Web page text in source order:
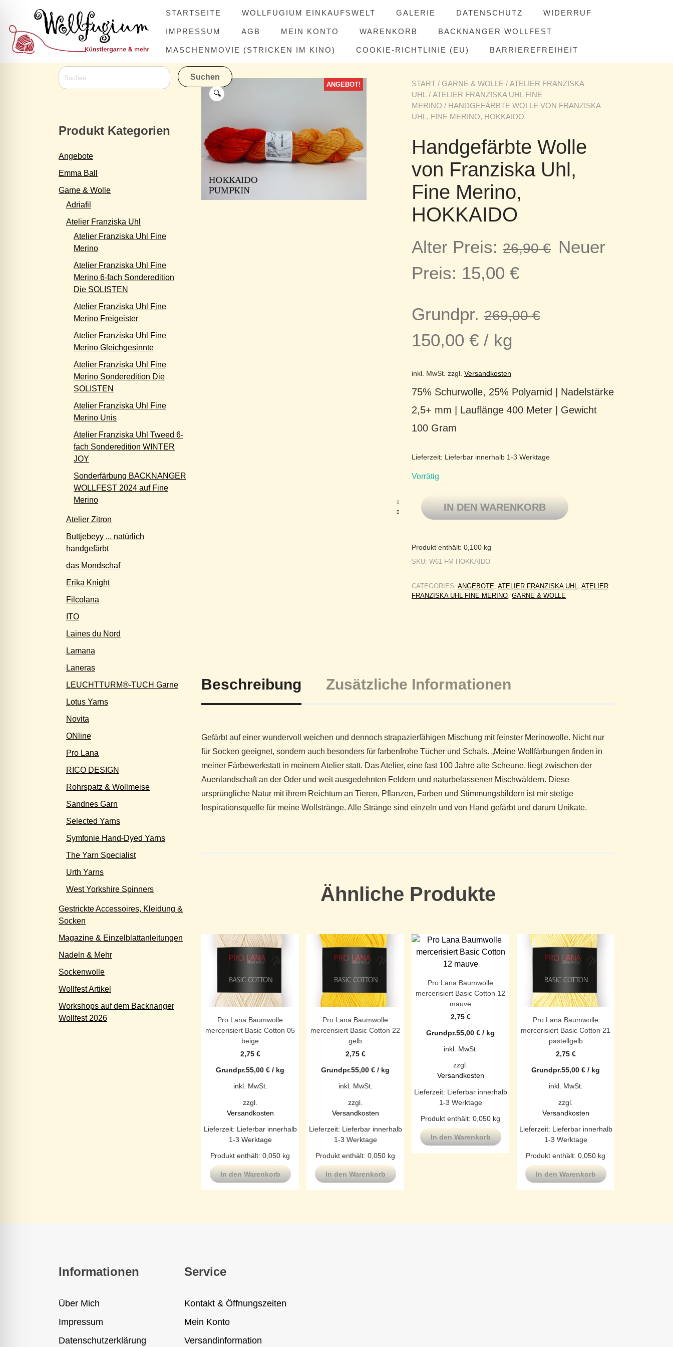
content
STARTSEITE WOLLFUGIUM EINKAUFSWELT GALERIE DATENSCHUTZ WIDERRUF
IMPRESSUM AGB MEIN KONTO WARENKORB BACKNANGER WOLLFEST
MASCHENMOVIE (STRICKEN IM KINO) COOKIE-RICHTLINIE (EU) BARRIEREFREIHEIT
🔍
ANGEBOT! START / GARNE & WOLLE / ATELIER FRANZISKA
UHL / ATELIER FRANZISKA UHL FINE
MERINO / HANDGEFÄRBTE WOLLE VON FRANZISKA
UHL, FINE MERINO, HOKKAIDO
Handgefärbte Wolle
von Franziska Uhl,
Fine Merino,
HOKKAIDO
Alter Preis: 26,90€ Ursprünglicher
Neuer
Preis: 15,00 €Aktueller
ist:
Grundpr. 269,00€
150,00 € / kg
inkl. MwSt. zzgl. Versandkosten
75% Schurwolle, 25% Polyamid | Nadelstärke
2,5+ mm | Lauflänge 400 Meter | Gewicht
100 Gram
Lieferzeit: Lieferbar innerhalb 1-3 Werktage
Vorrätig
Handgefärbte Wolle von Franziska Uhl, Fine Merino, HOKKAIDO Menge
IN DEN WARENKORB
Produkt enthält: 0,100 kg
SKU: W61-FM-HOKKAIDO
CATEGORIES: ANGEBOTE ATELIER FRANZISKA UHL
ATELIER
FRANZISKA UHL FINE MERINO GARNE & WOLLE
Beschreibung Zusätzliche Informationen
Gefärbt auf einer wundervoll weichen und dennoch strapazierfähigen Mischung mit feinster Merinowolle. Nicht nur
für Socken geeignet, sondern auch besonders für farbenfrohe Tücher und Schals. „Meine Wollfärbungen finden in
meiner Färbewerkstatt in meinem Atelier statt. Das Atelier, eine fast 100 Jahre alte Scheune, liegt zwischen der
Auenlandschaft an der Oder und weit ausgedehnten Feldern und naturbelassenen Mischwäldern. Diese
ursprüngliche Natur mit ihrem Reichtum an Tieren, Pflanzen, Farben und Stimmungsbildern ist mir stetige
Inspirationsquelle für meine Wollstränge. Alle Stränge sind einzeln und von Hand gefärbt und darum Unikate.
Ähnliche Produkte
Pro Lana Baumwolle
mercerisiert Basic Cotton 05
beige
2,75 €
Grundpr.55,00 € / kg
inkl. MwSt.
zzgl.
Versandkosten
Lieferzeit: Lieferbar innerhalb
1-3 Werktage
Produkt enthält: 0,050 kg
In den Warenkorb
Pro Lana Baumwolle
mercerisiert Basic Cotton 22
gelb
2,75 €
Grundpr.55,00 € / kg
inkl. MwSt.
zzgl.
Versandkosten
Lieferzeit: Lieferbar innerhalb
1-3 Werktage
Produkt enthält: 0,050 kg
In den Warenkorb
Pro Lana Baumwolle
mercerisiert Basic Cotton 12
mauve
2,75 €
Grundpr.55,00 € / kg
inkl. MwSt.
zzgl.
Versandkosten
Lieferzeit: Lieferbar innerhalb
1-3 Werktage
Produkt enthält: 0,050 kg
In den Warenkorb
Pro Lana Baumwolle
mercerisiert Basic Cotton 21
pastellgelb
2,75 €
Grundpr.55,00 € / kg
inkl. MwSt.
zzgl.
Versandkosten
Lieferzeit: Lieferbar innerhalb
1-3 Werktage
Produkt enthält: 0,050 kg
In den Warenkorb
Suchen
nach:
Produkt Kategorien
Angebote
Emma Ball
Garne & Wolle
Adriafil
Atelier Franziska Uhl
Atelier Franziska Uhl Fine
Merino
Atelier Franziska Uhl Fine
Merino 6-fach Sonderedition
Die SOLISTEN
Atelier Franziska Uhl Fine
Merino Freigeister
Atelier Franziska Uhl Fine
Merino Gleichgesinnte
Atelier Franziska Uhl Fine
Merino Sonderedition Die
SOLISTEN
Atelier Franziska Uhl Fine
Merino Unis
Atelier Franziska Uhl Tweed 6-
fach Sonderedition WINTER
JOY
Sonderfärbung BACKNANGER
WOLLFEST 2024 auf Fine
Merino
Atelier Zitron
Buttjebeyy ... natürlich
handgefärbt
das Mondschaf
Erika Knight
Filcolana
ITO
Laines du Nord
Lamana
Laneras
LEUCHTTURM®-TUCH Garne
Lotus Yarns
Novita
ONline
Pro Lana
RICO DESIGN
Rohrspatz & Wollmeise
Sandnes Garn
Selected Yarns
Symfonie Hand-Dyed Yarns
The Yarn Specialist
Urth Yarns
West Yorkshire Spinners
Gestrickte Accessoires, Kleidung &
Socken
Magazine & Einzelblattanleitungen
Nadeln & Mehr
Sockenwolle
Wollfest Artikel
Workshops auf dem Backnanger
Wollfest 2026
Informationen
Über Mich
Impressum
Datenschutzerklärung
Service
Kontakt & Öffnungszeiten
Mein Konto
Versandinformation